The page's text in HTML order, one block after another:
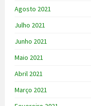
Agosto 2021
Julho 2021
Junho 2021
Maio 2021
Abril 2021
Março 2021